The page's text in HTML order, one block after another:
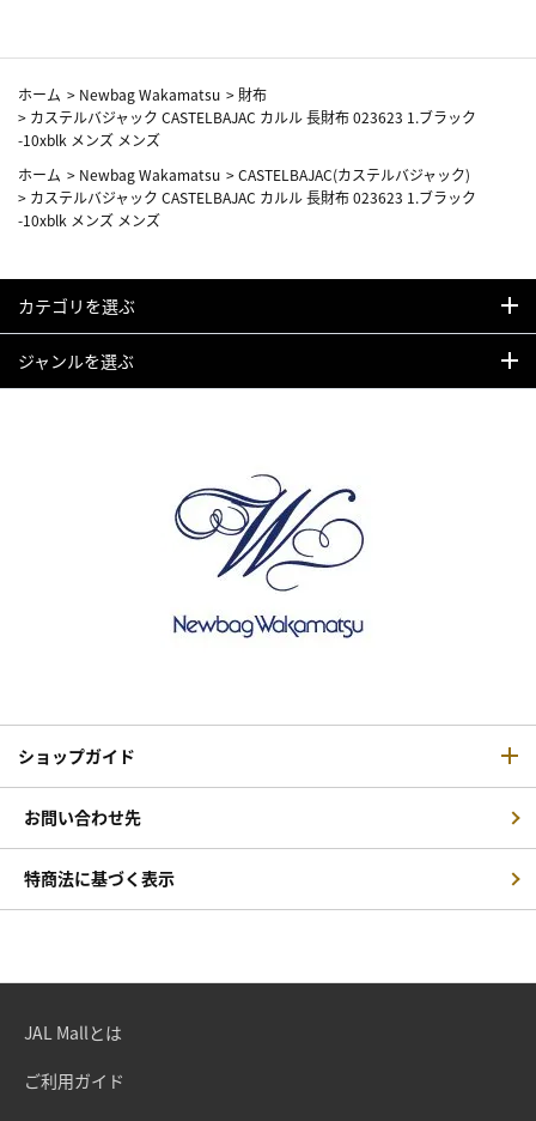
ホーム > Newbag Wakamatsu > 財布
> カステルバジャック CASTELBAJAC カルル 長財布 023623 1.ブラック
-10xblk メンズ メンズ
ホーム > Newbag Wakamatsu >CASTELBAJAC(カステルバジャック)
> カステルバジャック CASTELBAJAC カルル 長財布 023623 1.ブラック
-10xblk メンズ メンズ
カテゴリを選ぶ
ジャンルを選ぶ
ショップガイド
お問い合わせ先
特商法に基づく表示
JAL Mallとは
ご利用ガイド